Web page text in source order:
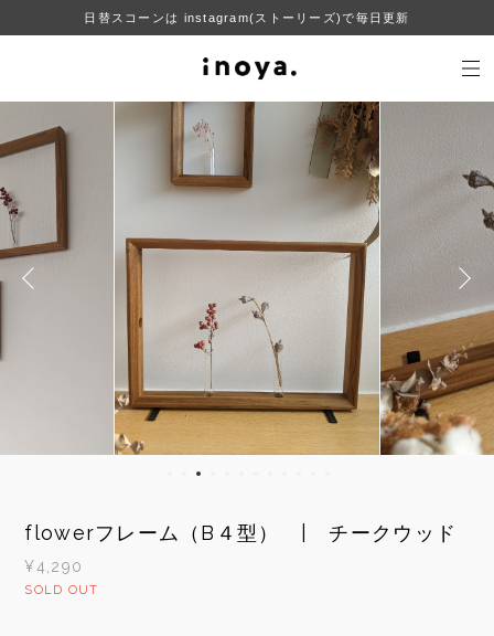
日替スコーンは instagram(ストーリーズ)で毎日更新
flowerフレーム（B４型） | チークウッド
¥4,290
SOLD OUT